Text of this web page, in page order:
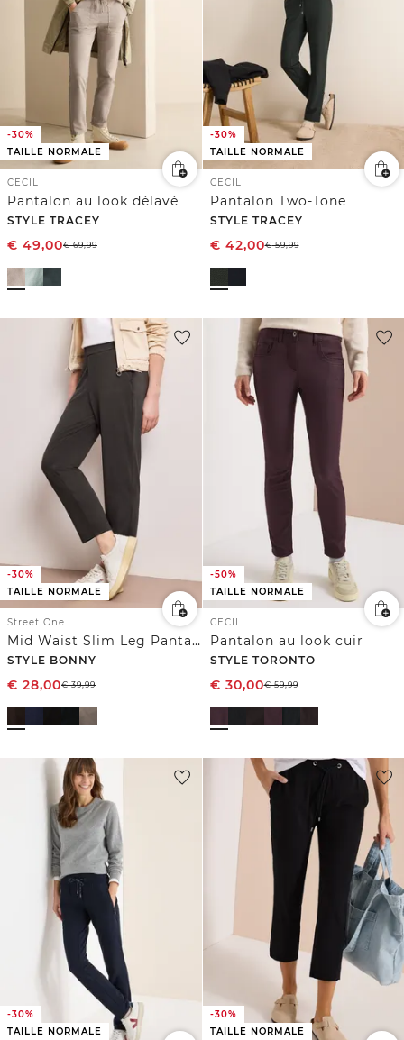
-30%
TAILLE NORMALE
CECIL
Pantalon au look délavé
STYLE TRACEY
€ 49,00€69,99
-30%
TAILLE NORMALE
CECIL
Pantalon Two-Tone
STYLE TRACEY
€ 42,00€59,99
-30%
TAILLE NORMALE
Street One
Mid Waist Slim Leg Pantalon Loose Fit
STYLE BONNY
€ 28,00€39,99
-50%
TAILLE NORMALE
CECIL
Pantalon au look cuir
STYLE TORONTO
€ 30,00€59,99
-30%
TAILLE NORMALE
-30%
TAILLE NORMALE